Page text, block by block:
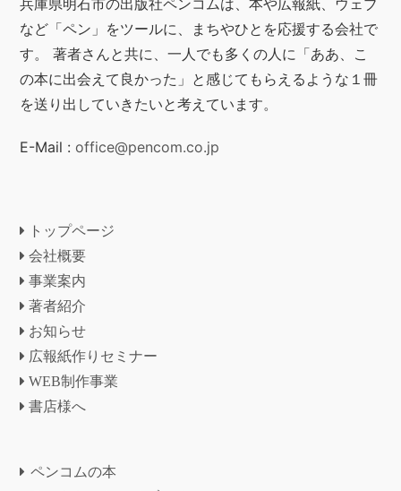
兵庫県明石市の出版社ペンコムは、本や広報紙、ウェブ
など「ペン」をツールに、まちやひとを応援する会社で
す。 著者さんと共に、一人でも多くの人に「ああ、こ
の本に出会えて良かった」と感じてもらえるような１冊
を送り出していきたいと考えています。
E-Mail :office@pencom.co.jp
トップページ
会社概要
事業案内
著者紹介
お知らせ
広報紙作りセミナー
WEB制作事業
書店様へ
ペンコムの本